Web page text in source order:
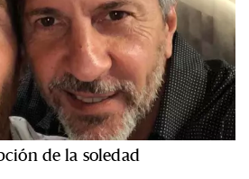
de la soledad